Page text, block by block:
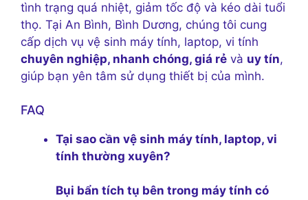
tình trạng quá nhiệt, giảm tốc độ và kéo dài tuổi
thọ. Tại An Bình, Bình Dương, chúng tôi cung
cấp dịch vụ vệ sinh máy tính, laptop, vi tính
chuyên nghiệp, nhanh chóng, giá rẻ và uy tín,
giúp bạn yên tâm sử dụng thiết bị của mình.
FAQ
Tại sao cần vệ sinh máy tính, laptop, vi
tính thường xuyên?
Bụi bẩn tích tụ bên trong máy tính có